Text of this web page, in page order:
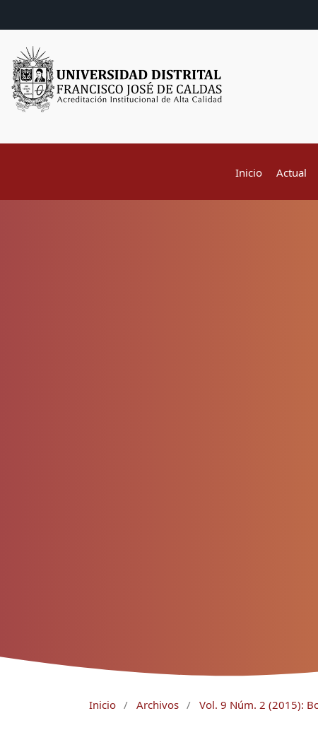
Inicio Actual
Inicio / Archivos / Vol. 9 Núm. 2 (2015):